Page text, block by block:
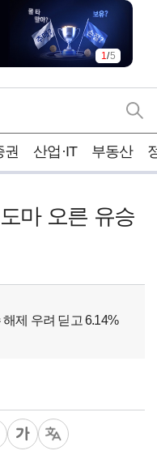
1/5
권 산업·IT 부동산
마 오른 유승
제 우려 딛고 6.14%